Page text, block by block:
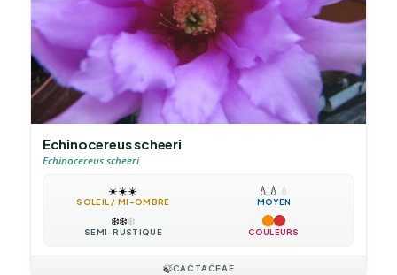
Echinocereus scheeri
Echinocereus scheeri
☀️☀️☀️
SOLEIL / MI-OMBRE
💧 💧 💧
MOYEN
❄️❄️❄️
SEMI-RUSTIQUE COULEURS
🍃CACTACEAE